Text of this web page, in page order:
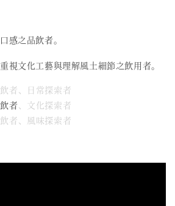
感之品飲者。
視文化工藝與理解風土細節之飲用者。
者、日常探索者
者、文化探索者
者、風味探索者